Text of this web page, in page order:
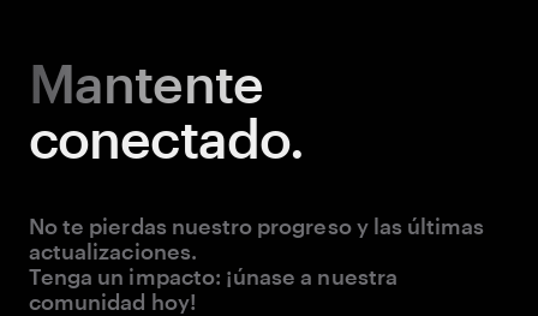
Mantente
conectado.
No te pierdas nuestro progreso y las últimas
actualizaciones.
Tenga un impacto: ¡únase a nuestra
comunidad hoy!